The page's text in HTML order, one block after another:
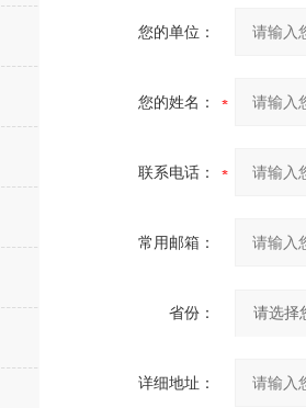
您的单位：
您的姓名：
联系电话：
常用邮箱：
省份：
详细地址：